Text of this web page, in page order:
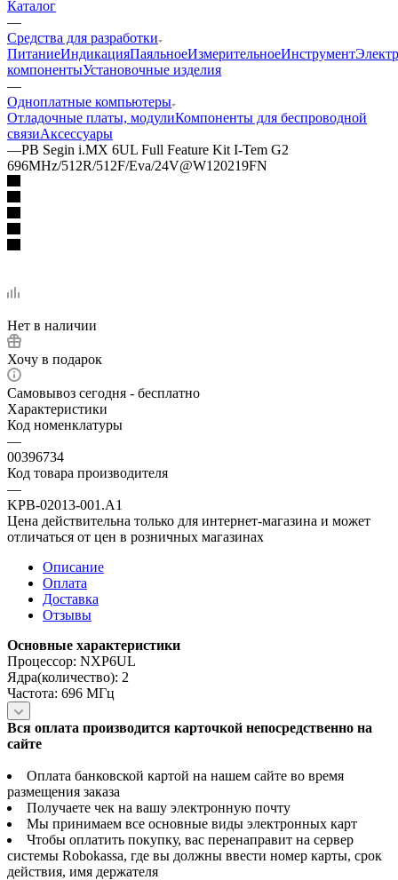
Каталог
—
Средства для разработки
ПитаниеИндикацияПаяльноеИзмерительноеИнструмент
компонентыУстановочные изделия
—
Одноплатные компьютеры
Отладочные платы, модулиКомпоненты для беспроводной
связиАксессуары
—PB Segin i.MX 6UL Full Feature Kit I-Tem G2
696MHz/512R/512F/Eva/24V@W120219FN
Нет в наличии
Хочу в подарок
Самовывоз сегодня - бесплатно
Характеристики
Код номенклатуры
—
00396734
Код товара производителя
—
KPB-02013-001.A1
Цена действительна только для интернет-магазина и может
отличаться от цен в розничных магазинах
Описание
Оплата
Доставка
Отзывы
Основные характеристики
Процессор: NXP6UL
Ядра(количество): 2
Частота: 696 МГц
Вся оплата производится карточкой непосредственно на
сайте
Оплата банковской картой на нашем сайте во время
размещения заказа
Получаете чек на вашу электронную почту
Мы принимаем все основные виды электронных карт
Чтобы оплатить покупку, вас перенаправит на сервер
системы Robokassa, где вы должны ввести номер карты, срок
действия, имя держателя